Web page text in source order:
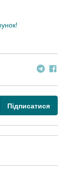
Підписатися